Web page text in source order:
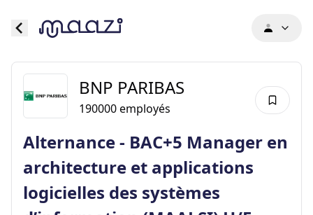
BNP PARIBAS
190000employés
Alternance - BAC+5 Manager en
architecture et applications
logicielles des systèmes